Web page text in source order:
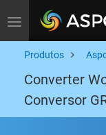
Toggle navigation
Produtos
Converter
Conversor